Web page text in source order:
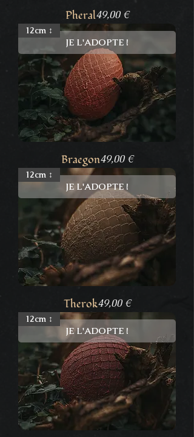
PheralPrix
49,00 €
JE L'ADOPTE !
12cm ↕
BraegonPrix
49,00 €
JE L'ADOPTE !
12cm ↕
TherokPrix
49,00 €
JE L'ADOPTE !
12cm ↕